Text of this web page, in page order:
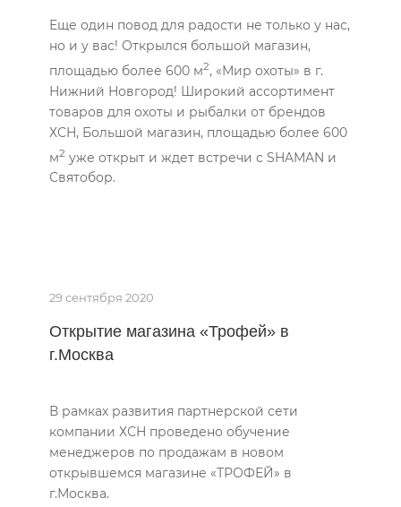
Еще один повод для радости не только у нас,
но и у вас! Открылся большой магазин,
площадью более 600 м2, «Мир охоты» в г.
Нижний Новгород! Широкий ассортимент
товаров для охоты и рыбалки от брендов
ХСН, Большой магазин, площадью более 600
м2 уже открыт и ждет встречи с SHAMAN и
Святобор.
29 сентября 2020
Открытие магазина «Трофей» в
г.Москва
В рамках развития партнерской сети
компании ХСН проведено обучение
менеджеров по продажам в новом
открывшемся магазине «ТРОФЕЙ» в
г.Москва.